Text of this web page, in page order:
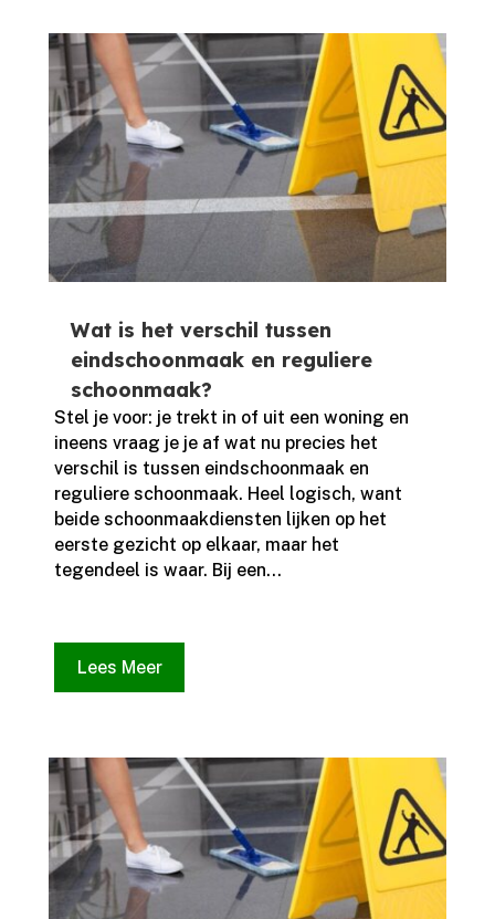
Wat is het verschil tussen
eindschoonmaak en reguliere
schoonmaak?
Stel je voor: je trekt in of uit een woning en
ineens vraag je je af wat nu precies het
verschil is tussen eindschoonmaak en
reguliere schoonmaak.​ Heel logisch, want
beide schoonmaakdiensten lijken op het
eerste gezicht op elkaar, maar het
tegendeel is waar.​ Bij een...
Lees Meer